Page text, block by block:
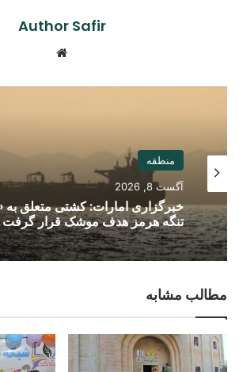
Author Safir
منطقه
آگست 8, 2026
خبرگزاری امارات: کشتی متعلق به
تنگه هرمز هدف موشک قرار گرفت
مطالب مشابه